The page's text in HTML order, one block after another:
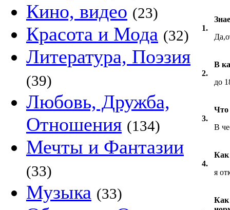
Кино, видео (23)
Красота и Мода (32)
Литература, Поэзия
(39)
Любовь, Дружба,
Отношения (134)
Мечты и Фантазии
(33)
Музыка (33)
1.
2.
В
до
3.
Что
В
4.
Как
я
Как